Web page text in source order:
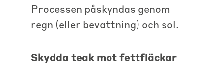
Processen påskyndas genom
regn (eller bevattning) och sol.
Skydda teak mot fettfläckar